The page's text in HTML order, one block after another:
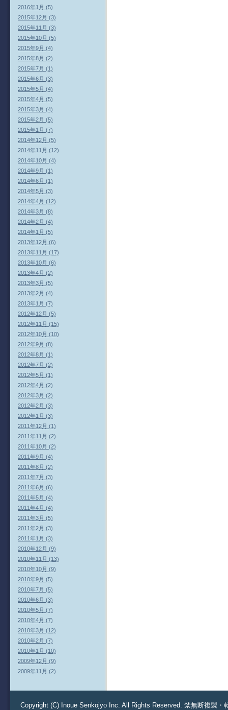
2016年1月 (5)
2015年12月 (3)
2015年11月 (3)
2015年10月 (5)
2015年9月 (4)
2015年8月 (2)
2015年7月 (1)
2015年6月 (3)
2015年5月 (4)
2015年4月 (5)
2015年3月 (4)
2015年2月 (5)
2015年1月 (7)
2014年12月 (5)
2014年11月 (12)
2014年10月 (4)
2014年9月 (1)
2014年6月 (1)
2014年5月 (3)
2014年4月 (12)
2014年3月 (8)
2014年2月 (4)
2014年1月 (5)
2013年12月 (6)
2013年11月 (17)
2013年10月 (6)
2013年4月 (2)
2013年3月 (5)
2013年2月 (4)
2013年1月 (7)
2012年12月 (5)
2012年11月 (15)
2012年10月 (10)
2012年9月 (8)
2012年8月 (1)
2012年7月 (2)
2012年5月 (1)
2012年4月 (2)
2012年3月 (2)
2012年2月 (3)
2012年1月 (3)
2011年12月 (1)
2011年11月 (2)
2011年10月 (2)
2011年9月 (4)
2011年8月 (2)
2011年7月 (3)
2011年6月 (6)
2011年5月 (4)
2011年4月 (4)
2011年3月 (5)
2011年2月 (3)
2011年1月 (3)
2010年12月 (9)
2010年11月 (13)
2010年10月 (9)
2010年9月 (5)
2010年7月 (5)
2010年6月 (3)
2010年5月 (7)
2010年4月 (7)
2010年3月 (12)
2010年2月 (7)
2010年1月 (10)
2009年12月 (9)
2009年11月 (2)
Copyright (C) Inoue Senkojyo Inc. All Rights Reserved. 禁無断複製